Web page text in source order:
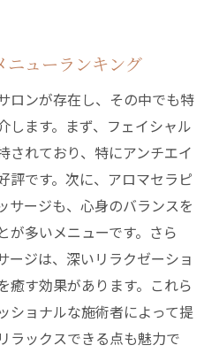
ニューランキング
ロンが存在し、その中でも特
します。まず、フェイシャル
されており、特にアンチエイ
評です。次に、アロマセラピ
サージも、心身のバランスを
が多いメニューです。さら
ージは、深いリラクゼーショ
癒す効果があります。これら
ショナルな施術者によって提
ラックスできる点も魅力で